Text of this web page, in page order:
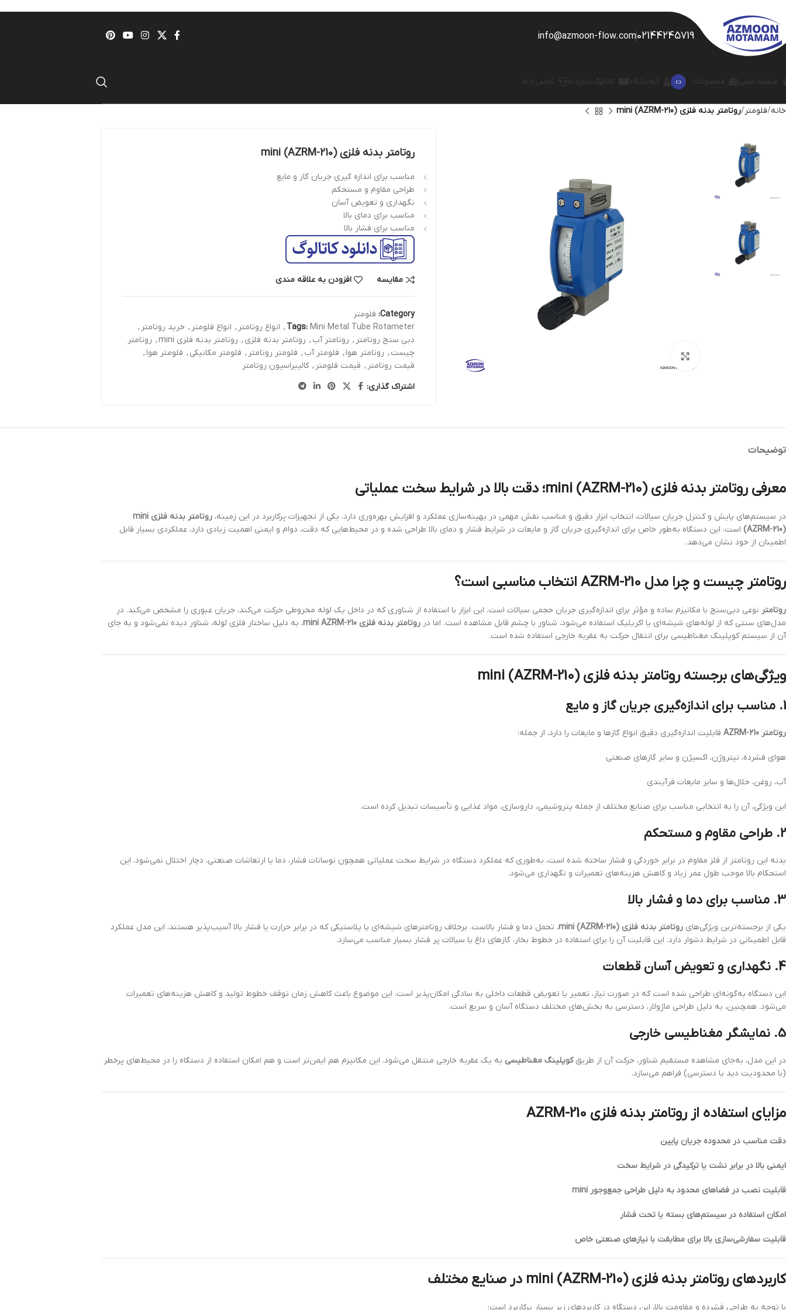
02144245719
info@azmoon-flow.com
خانه فلومتر روتامتر بدنه فلزی mini (AZRM-210)
روتامتر بدنه فلزی mini (AZRM-210)
مناسب برای اندازه گیری جریان گاز و مایع
طراحی مقاوم و مستحکم
نگهداری و تعویض آسان
مناسب برای دمای بالا
مناسب برای فشار بالا
مقایسه افزودن به علاقه مندی
Category: فلومتر
Tags: Mini Metal Tube Rotameter
, انواع روتامتر , انواع فلومتر , خرید روتامتر ,
دبی سنج روتامتر , روتامتر آب , روتامتر بدنه فلزی , روتامتر بدنه فلزی mini , روتامتر
چیست , روتامتر هوا , فلومتر آب , فلومتر روتامتر , فلومتر مکانیکی , فلومتر هوا ,
قیمت روتامتر , قیمت فلومتر , کالیبراسیون روتامتر
اشتراک گذاری:
توضیحات
معرفی روتامتر بدنه فلزی mini (AZRM-210)؛ دقت بالا در شرایط سخت عملیاتی
در سیستم‌های پایش و کنترل جریان سیالات، انتخاب ابزار دقیق و مناسب نقش مهمی در بهینه‌سازی عملکرد و افزایش بهره‌وری دارد. یکی از تجهیزات پرکاربرد در این زمینه،
روتامتر بدنه فلزی mini
(AZRM-210) است. این دستگاه به‌طور خاص برای اندازه‌گیری جریان گاز و مایعات در شرایط فشار و دمای بالا طراحی شده و در محیط‌هایی که دقت، دوام و ایمنی اهمیت زیادی دارد، عملکردی بسیار قابل
اطمینان از خود نشان می‌دهد.
روتامتر چیست و چرا مدل AZRM-210 انتخاب مناسبی است؟
روتامتر نوعی دبی‌سنج با مکانیزم ساده و مؤثر برای اندازه‌گیری جریان حجمی سیالات است. این ابزار با استفاده از شناوری که در داخل یک لوله مخروطی حرکت می‌کند، جریان عبوری را مشخص می‌کند. در
مدل‌های سنتی که از لوله‌های شیشه‌ای یا اکریلیک استفاده می‌شود، شناور با چشم قابل مشاهده است. اما در روتامتر بدنه فلزی mini AZRM-210
، به دلیل ساختار فلزی لوله، شناور دیده نمی‌شود و به جای
آن از سیستم کوپلینگ مغناطیسی برای انتقال حرکت به عقربه خارجی استفاده شده است.
ویژگی‌های برجسته روتامتر بدنه فلزی mini (AZRM-210)
1. مناسب برای اندازه‌گیری جریان گاز و مایع
روتامتر AZRM-210 قابلیت اندازه‌گیری دقیق انواع گازها و مایعات را دارد، از جمله:
هوای فشرده، نیتروژن، اکسیژن و سایر گازهای صنعتی
آب، روغن، حلال‌ها و سایر مایعات فرآیندی
این ویژگی، آن را به انتخابی مناسب برای صنایع مختلف از جمله پتروشیمی، داروسازی، مواد غذایی و تأسیسات تبدیل کرده است.
2. طراحی مقاوم و مستحکم
بدنه این روتامتر از فلز مقاوم در برابر خوردگی و فشار ساخته شده است، به‌طوری که عملکرد دستگاه در شرایط سخت عملیاتی همچون نوسانات فشار، دما یا ارتعاشات صنعتی، دچار اختلال نمی‌شود. این
استحکام بالا موجب طول عمر زیاد و کاهش هزینه‌های تعمیرات و نگهداری می‌شود.
3. مناسب برای دما و فشار بالا
یکی از برجسته‌ترین ویژگی‌های روتامتر بدنه فلزی mini (AZRM-210)
، تحمل دما و فشار بالاست. برخلاف روتامترهای شیشه‌ای یا پلاستیکی که در برابر حرارت یا فشار بالا آسیب‌پذیر هستند، این مدل عملکرد
قابل اطمینانی در شرایط دشوار دارد. این قابلیت آن را برای استفاده در خطوط بخار، گازهای داغ یا سیالات پر فشار بسیار مناسب می‌سازد.
4. نگهداری و تعویض آسان قطعات
این دستگاه به‌گونه‌ای طراحی شده است که در صورت نیاز، تعمیر یا تعویض قطعات داخلی به سادگی امکان‌پذیر است. این موضوع باعث کاهش زمان توقف خطوط تولید و کاهش هزینه‌های تعمیرات
می‌شود. همچنین، به دلیل طراحی ماژولار، دسترسی به بخش‌های مختلف دستگاه آسان و سریع است.
5. نمایشگر مغناطیسی خارجی
در این مدل، به‌جای مشاهده مستقیم شناور، حرکت آن از طریقکوپلینگ مغناطیسی به یک عقربه خارجی منتقل می‌شود. این مکانیزم هم ایمن‌تر است و هم امکان استفاده از دستگاه را در محیط‌های پرخطر
(با محدودیت دید یا دسترسی) فراهم می‌سازد.
مزایای استفاده از روتامتر بدنه فلزی AZRM-210
دقت مناسب در محدوده جریان پایین
ایمنی بالا در برابر نشت یا ترکیدگی در شرایط سخت
قابلیت نصب در فضاهای محدود به دلیل طراحی جمع‌وجور mini
امکان استفاده در سیستم‌های بسته یا تحت فشار
قابلیت سفارشی‌سازی بالا برای مطابقت با نیازهای صنعتی خاص
کاربردهای روتامتر بدنه فلزی mini (AZRM-210) در صنایع مختلف
با توجه به طراحی فشرده و مقاومت بالا، این دستگاه در کاربردهای زیر بسیار پرکاربرد است: